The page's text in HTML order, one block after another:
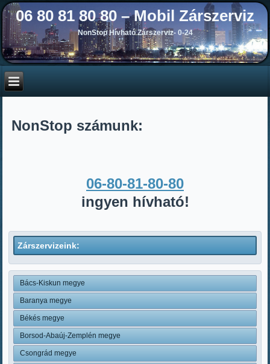
06 80 81 80 80 – Mobil Zárszerviz
NonStop Hívható Zárszerviz- 0-24
NonStop számunk:
06-80-81-80-80
ingyen hívható!
Zárszervizeink:
Bács-Kiskun megye
Baranya megye
Békés megye
Borsod-Abaúj-Zemplén megye
Csongrád megye